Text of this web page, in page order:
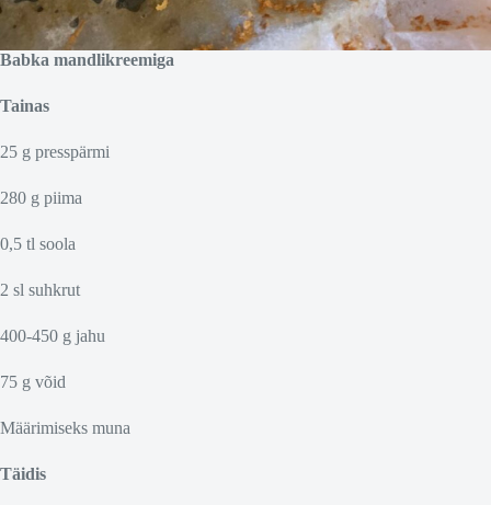
Babka mandlikreemiga
Tainas
25 g presspärmi
280 g piima
0,5 tl soola
2 sl suhkrut
400-450 g jahu
75 g võid
Määrimiseks muna
Täidis